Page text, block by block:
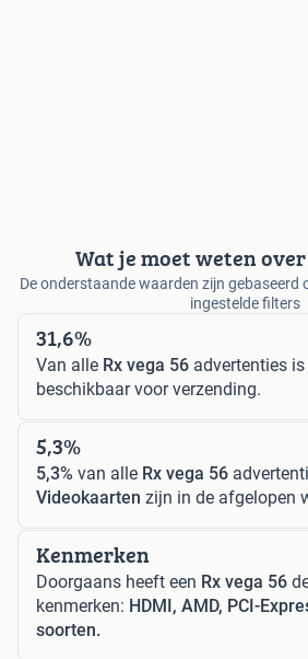
Wat je moet weten over
De onderstaande waarden zijn gebaseerd
ingestelde filters
31,6%
Van alle Rx vega 56 advertenties is
beschikbaar voor verzending.
5,3%
5,3% van alle Rx vega 56
Videokaarten zijn in de afgelopen
Kenmerken
Doorgaans heeft een Rx vega 56
kenmerken: HDMI, AMD, PCI-
soorten.